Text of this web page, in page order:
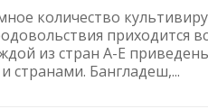
количество
приходится
из стран А-Е
странами. Бангладеш,...